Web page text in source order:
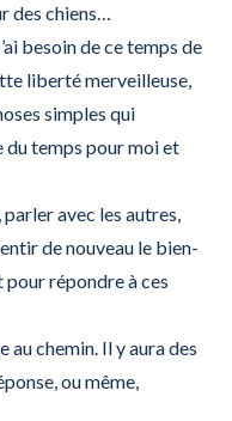
des chiens…
besoin de ce temps de
liberté merveilleuse,
simples qui
du temps pour moi et
parler avec les autres,
de nouveau le bien-
répondre à ces
chemin. Il y aura des
ou même,